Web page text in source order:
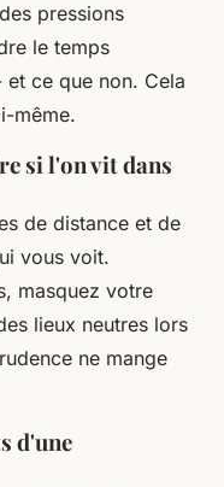
pressions
le temps
et ce que non. Cela
même.
si l'on vit dans
de distance et de
vous voit.
masquez votre
lieux neutres lors
ne mange
d'une